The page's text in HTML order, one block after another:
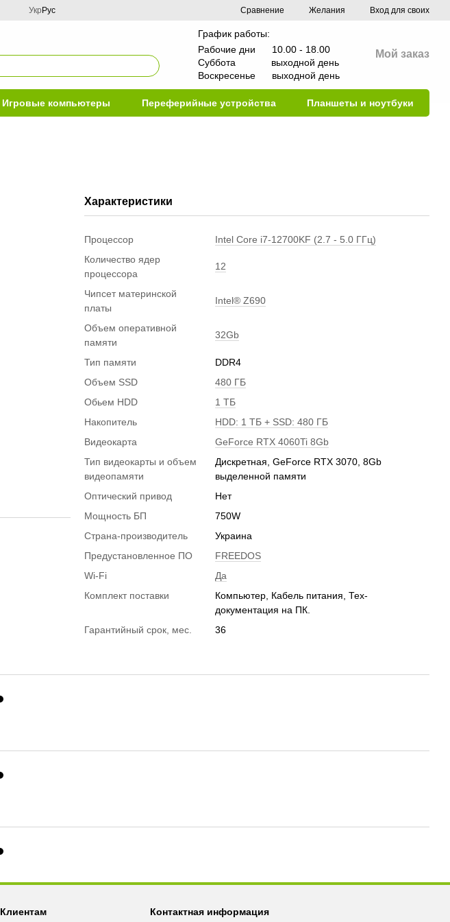
Укр Рус Сравнение Желания Вход для своих
График работы:
Рабочие дни 10.00 - 18.00
Суббота выходной день
Воскресенье выходной день
Мой заказ
Игровые компьютеры Переферийные устройства Планшеты и ноутбуки
Характеристики
Процессор
Intel Core i7-12700KF (2.7 - 5.0 ГГц)
Количество ядер
процессора
12
Чипсет материнской
платы
Intel® Z690
Объем оперативной
памяти
32Gb
Тип памяти
DDR4
Объем SSD
480 ГБ
Обьем HDD
1 ТБ
Накопитель
HDD: 1 ТБ + SSD: 480 ГБ
Видеокарта
GeForce RTX 4060Ti 8Gb
Тип видеокарты и объем
видеопамяти
Дискретная, GeForce RTX 3070, 8Gb
выделенной памяти
Оптический привод
Нет
Мощность БП
750W
Страна-производитель
Украина
Предустановленное ПО
FREEDOS
Wi-Fi
Да
Комплект поставки
Компьютер, Кабель питания, Тех-
документация на ПК.
Гарантийный срок, мес.
36
Клиентам Контактная информация